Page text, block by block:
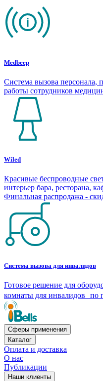
Medbeep
Система вызова персонала,
работы сотрудников
Wiled
Красивые беспроводные
интерьер бара, ресторана,
Финальная распродажа -
Система вызова для инвалидов
Готовое решение для
комнаты для инвалидов по
Сферы применения
Каталог
Оплата и доставка
О нас
Публикации
Наши клиенты